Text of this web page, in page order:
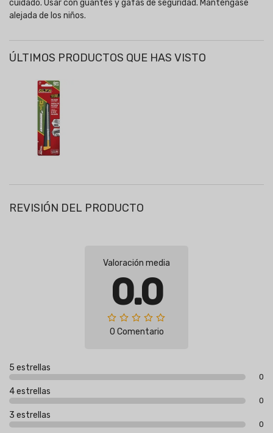
cuidado. Usar con guantes y gafas de seguridad. Manténgase
alejada de los niños.
ÚLTIMOS PRODUCTOS QUE HAS VISTO
REVISIÓN DEL PRODUCTO
Valoración media
0.0
0 Comentario
5 estrellas
0
4 estrellas
0
3 estrellas
0